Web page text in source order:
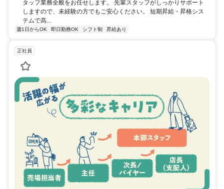
タッフ業務全般をお任せします。 先輩スタッフがしっかりサポート
しますので、未経験の方でもご安心ください。 短期昇給・昇格シス
テムで高...
週1日からOK 即日勤務OK シフト制 昇給あり
正社員